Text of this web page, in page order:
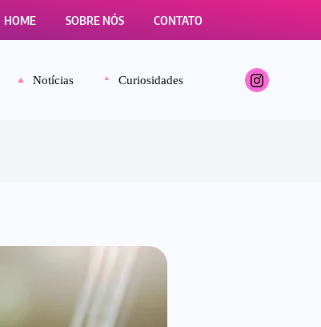
HOME SOBRE NÓS CONTATO
Notícias Curiosidades